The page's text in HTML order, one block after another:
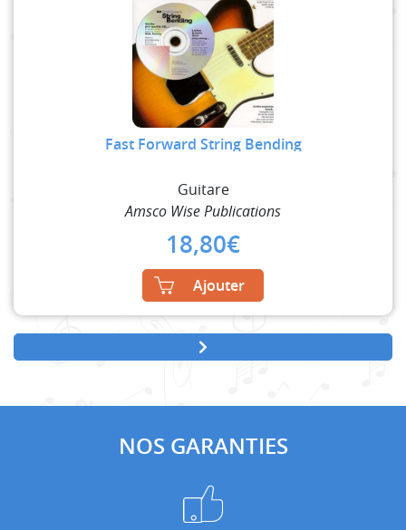
Fast Forward String Bending
Guitare
Amsco Wise Publications
18,80€
Ajouter
NOS GARANTIES